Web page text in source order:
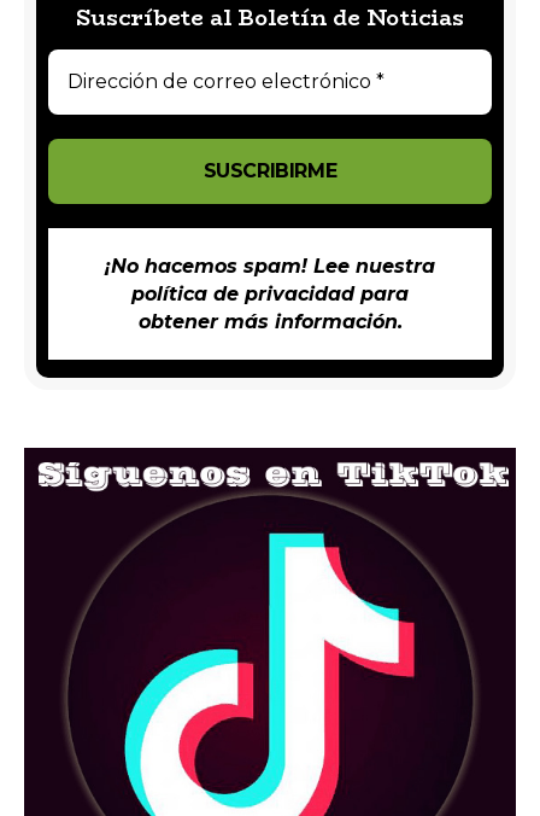
Suscríbete al Boletín de Noticias
¡No hacemos spam! Lee nuestra
política de privacidadpara
obtener más información.